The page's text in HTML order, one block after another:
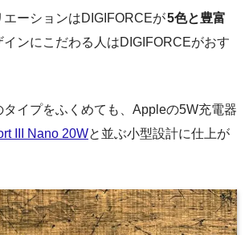
エーションはDIGIFORCEが5色と豊富
ンにこだわる人はDIGIFORCEがおす
タイプをふくめても、Appleの5W充電器
III Nano 20Wと並ぶ小型設計に仕上が